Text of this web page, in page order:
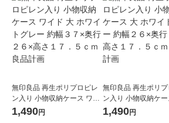
無印良品 再生ポリプロピレ
ン入り 小物収納ケース ワイ
ド 大 ホワイトグレー 約幅３
1,490円
無印良品 再生ポリ
ン入り 小物収納ケ
ワイトグレー 約幅２
1,490円